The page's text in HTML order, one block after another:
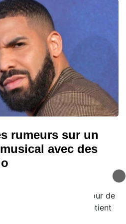
rumeurs sur un
avec des
en pleine session
les spéculations autour de
rappeur canadien entretient
de ses fans,